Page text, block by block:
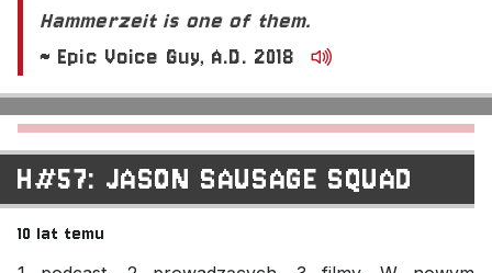
Hammerzeit is one of them.
~ Epic Voice Guy, A.D. 2018
H#57: JASON SAUSAGE SQUAD
10 lat temu